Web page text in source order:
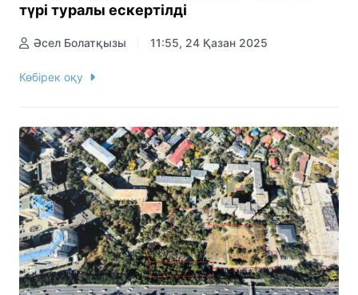
түрі туралы ескертілді
Әсел Болатқызы 11:55, 24 Қазан 2025
Көбірек оқу